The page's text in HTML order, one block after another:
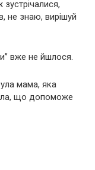
не знаю, вирішуй
вже не йшлося.
мама, яка
що допоможе